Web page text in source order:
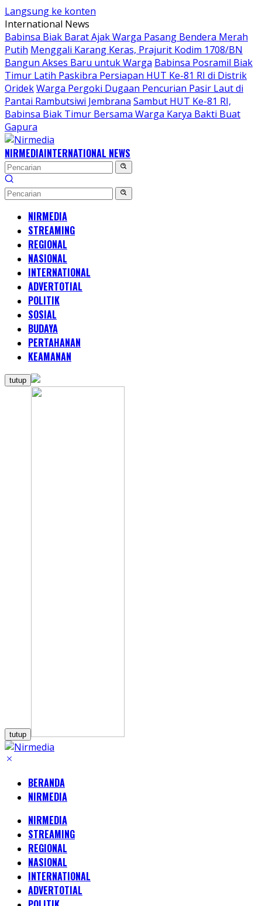
Langsung ke konten
International News
Babinsa Biak Barat Ajak Warga Pasang Bendera Merah
Putih Menggali Karang Keras, Prajurit Kodim 1708/BN
Bangun Akses Baru untuk Warga Babinsa Posramil Biak
Timur Latih Paskibra Persiapan HUT Ke-81 RI di Distrik
OridekWarga Pergoki Dugaan Pencurian Pasir Laut di
Pantai Rambutsiwi Jembrana Sambut HUT Ke-81 RI,
Babinsa Biak Timur Bersama Warga Karya Bakti Buat
Gapura
NIRMEDIAINTERNATIONAL NEWS
NIRMEDIA
STREAMING
REGIONAL
NASIONAL
INTERNATIONAL
ADVERTOTIAL
POLITIK
SOSIAL
BUDAYA
PERTAHANAN
KEAMANAN
tutup
tutup
BERANDA
NIRMEDIA
NIRMEDIA
STREAMING
REGIONAL
NASIONAL
INTERNATIONAL
ADVERTOTIAL